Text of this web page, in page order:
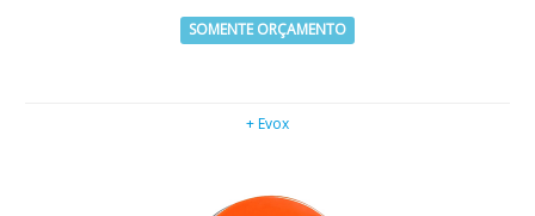
SOMENTE ORÇAMENTO
+ Evox